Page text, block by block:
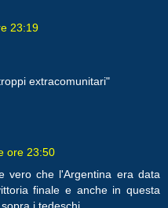
23:19
extracomunitari"
ore 23:50
vero che l'Argentina era data
finale e anche in questa